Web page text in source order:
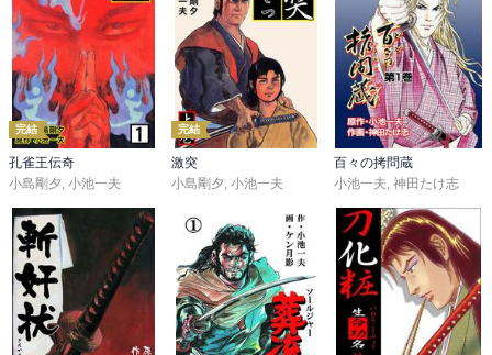
完結
孔雀王伝奇
小島剛夕, 小池一夫
完結
激突
小島剛夕, 小池一夫
百々の拷問蔵
小池一夫, 神田たけ志